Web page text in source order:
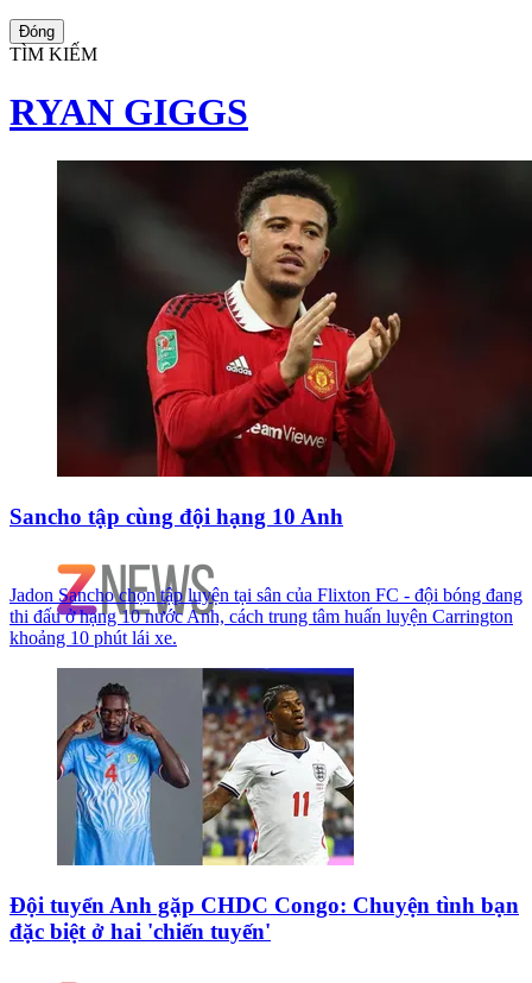
Đóng
TÌM KIẾM
RYAN GIGGS
Sancho tập cùng đội hạng 10 Anh
Jadon Sancho chọn tập luyện tại sân của Flixton FC - đội bóng đang
thi đấu ở hạng 10 nước Anh, cách trung tâm huấn luyện Carrington
khoảng 10 phút lái xe.
Đội tuyển Anh gặp CHDC Congo: Chuyện tình bạn
đặc biệt ở hai 'chiến tuyến'